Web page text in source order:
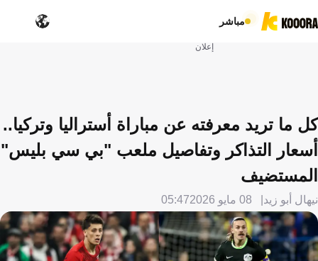
مباشر
إعلان
كل ما تريد معرفته عن مباراة أستراليا وتركيا..
أسعار التذاكر وتفاصيل ملعب "بي سي بليس"
المستضيف
نيهال أبو زيد 08 مايو 2026 05:47